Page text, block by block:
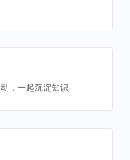
，一起沉淀知识